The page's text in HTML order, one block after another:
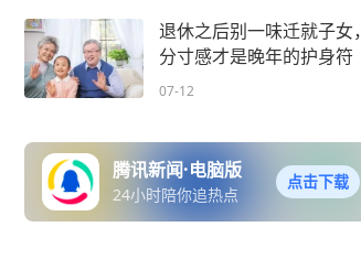
退休之后别一味迁就子女，
分寸感才是晚年的护身符
07-12
腾讯新闻·电脑版
24小时陪你追热点
点击下载